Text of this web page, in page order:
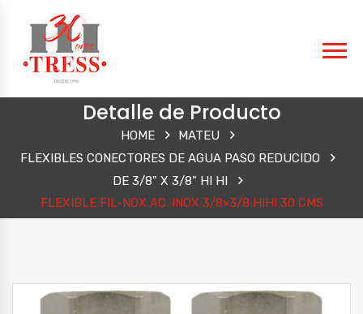
Detalle de Producto
HOME
MATEU
FLEXIBLES CONECTORES DE AGUA PASO REDUCIDO
DE 3/8" X 3/8" HI HI
FLEXIBLE FIL-NOX AC. INOX 3/8×3/8 HIHI 30 CMS